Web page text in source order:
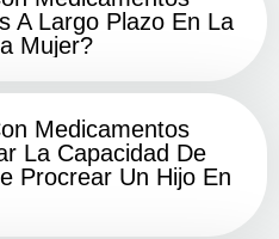
A Largo Plazo En La
Mujer?
Medicamentos
La Capacidad De
Procrear Un Hijo En